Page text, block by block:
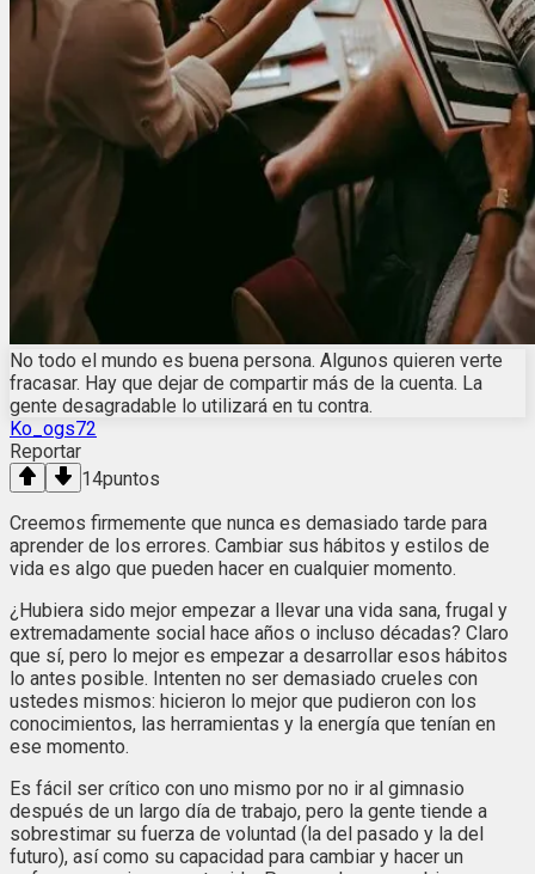
No todo el mundo es buena persona. Algunos quieren verte
fracasar. Hay que dejar de compartir más de la cuenta. La
gente desagradable lo utilizará en tu contra.
Ko_ogs72
Reportar
14puntos
Creemos firmemente que nunca es demasiado tarde para
aprender de los errores. Cambiar sus hábitos y estilos de
vida es algo que pueden hacer en cualquier momento.
¿Hubiera sido mejor empezar a llevar una vida sana, frugal y
extremadamente social hace años o incluso décadas? Claro
que sí, pero lo mejor es empezar a desarrollar esos hábitos
lo antes posible. Intenten no ser demasiado crueles con
ustedes mismos: hicieron lo mejor que pudieron con los
conocimientos, las herramientas y la energía que tenían en
ese momento.
Es fácil ser crítico con uno mismo por no ir al gimnasio
después de un largo día de trabajo, pero la gente tiende a
sobrestimar su fuerza de voluntad (la del pasado y la del
futuro), así como su capacidad para cambiar y hacer un